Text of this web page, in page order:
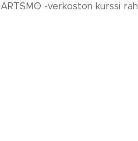
ARTSMO -verkoston kurssi